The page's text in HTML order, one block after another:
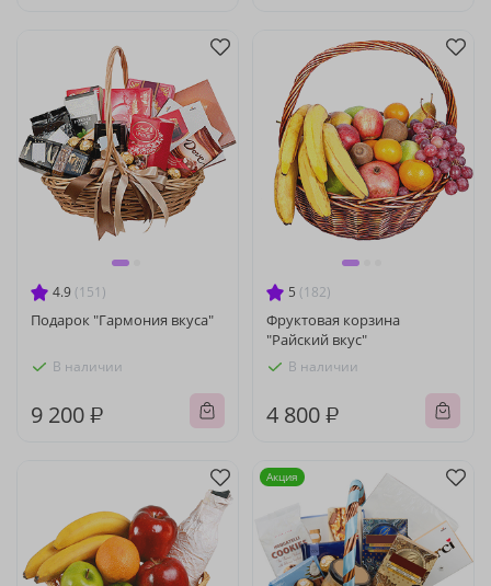
4.9 (151)
Подарок "Гармония вкуса"
В наличии
9 200 ₽
5 (182)
Фруктовая корзина
"Райский вкус"
В наличии
4 800 ₽
Акция